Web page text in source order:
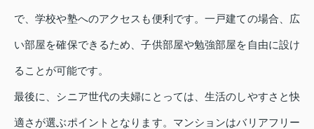
で、学校や塾へのアクセスも便利です。一戸建ての場合、広
い部屋を確保できるため、子供部屋や勉強部屋を自由に設け
ることが可能です。
最後に、シニア世代の夫婦にとっては、生活のしやすさと快
適さが選ぶポイントとなります。マンションはバリアフリー